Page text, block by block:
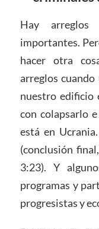
Hay
importantes.
hacer otra
arreglos
nuestro edificio
con colapsarlo
está en Ucrania.
(conclusión
3:23). Y
programas y
progresistas y